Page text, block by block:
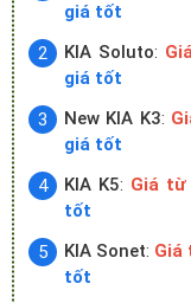
giá tốt
KIA Soluto:
giá tốt
New KIA K3:
giá tốt
KIA K5: Giá từ
tốt
KIA Sonet: Giá
tốt